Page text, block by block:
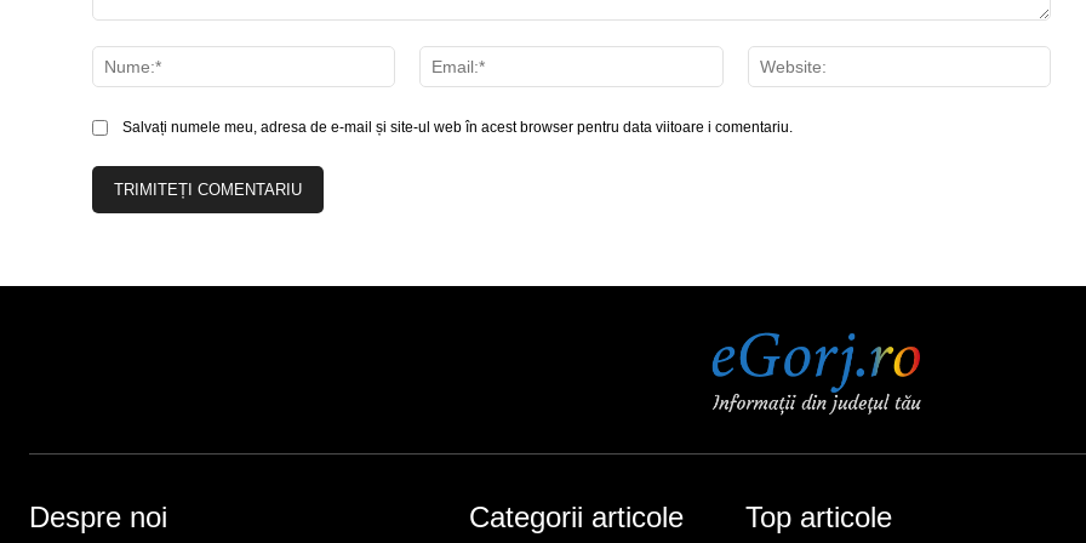
Nume:*
Email:*
Salvați numele meu, adresa de e-mail și site-ul web în acest browser pentru data viitoare i comentariu.
Despre noi Categorii articole Top articole